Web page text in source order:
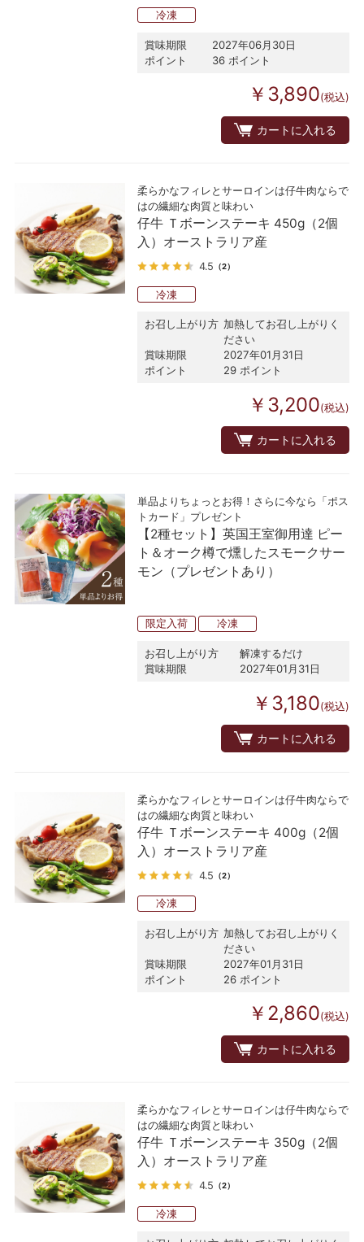
冷凍
賞味期限
2027年06月30日
ポイント
36 ポイント
￥3,890(税込)
カートに入れる
柔らかなフィレとサーロインは仔牛肉ならで
はの繊細な肉質と味わい
仔牛 Ｔボーンステーキ 450g（2個
入）オーストラリア産
4.5 （2）
冷凍
お召し上がり方 加熱してお召し上がりく
ださい
賞味期限
2027年01月31日
ポイント
29 ポイント
￥3,200(税込)
カートに入れる
単品よりちょっとお得！さらに今なら「ポス
トカード」プレゼント
【2種セット】英国王室御用達 ピー
ト＆オーク樽で燻したスモークサー
モン（プレゼントあり）
限定入荷 冷凍
お召し上がり方
解凍するだけ
賞味期限
2027年01月31日
￥3,180(税込)
カートに入れる
柔らかなフィレとサーロインは仔牛肉ならで
はの繊細な肉質と味わい
仔牛 Ｔボーンステーキ 400g（2個
入）オーストラリア産
4.5 （2）
冷凍
お召し上がり方 加熱してお召し上がりく
ださい
賞味期限
2027年01月31日
ポイント
26 ポイント
￥2,860(税込)
カートに入れる
柔らかなフィレとサーロインは仔牛肉ならで
はの繊細な肉質と味わい
仔牛 Ｔボーンステーキ 350g（2個
入）オーストラリア産
4.5 （2）
冷凍